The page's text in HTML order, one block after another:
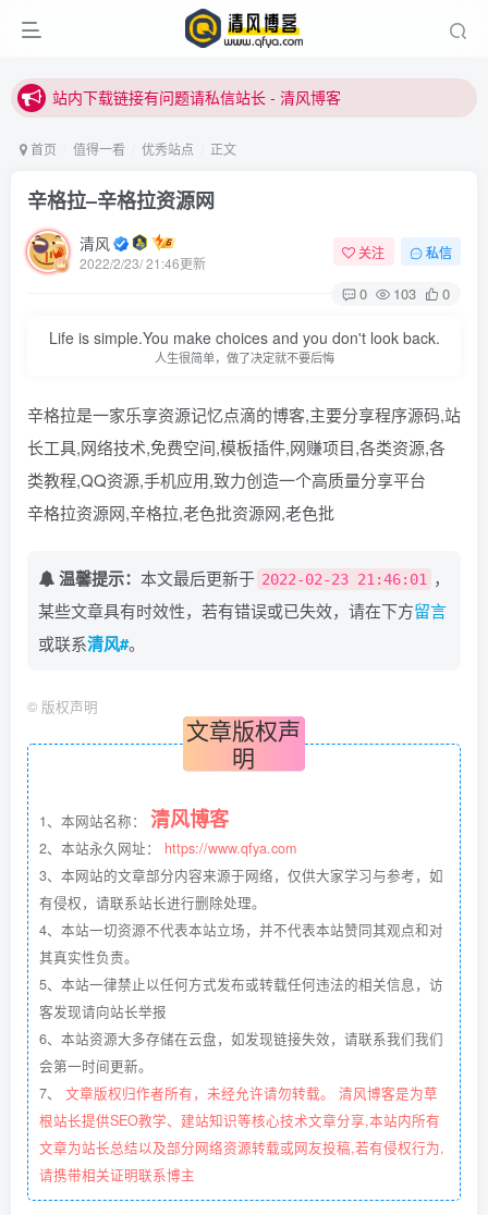
站内下载链接有问题请私信站长 - 清风博客
站内下载链接有问题请私信站长 - 清风博客
首页 值得一看 优秀站点 正文
辛格拉–辛格拉资源网
清风
2022/2/23/ 21:46更新
关注 私信
0 103 0
Life is simple.You make choices and you don't look back.
人生很简单，做了决定就不要后悔
辛格拉是一家乐享资源记忆点滴的博客,主要分享程序源码,站
长工具,网络技术,免费空间,模板插件,网赚项目,各类资源,各
类教程,QQ资源,手机应用,致力创造一个高质量分享平台
辛格拉资源网,辛格拉,老色批资源网,老色批
温馨提示： 本文最后更新于 2022-02-23 21:46:01 ，
某些文章具有时效性，若有错误或已失效，请在下方留言
或联系清风#。
© 版权声明
文章版权声
明
1、本网站名称： 清风博客
2、本站永久网址： https://www.qfya.com
3、本网站的文章部分内容来源于网络，仅供大家学习与参考，如
有侵权，请联系站长进行删除处理。
4、本站一切资源不代表本站立场，并不代表本站赞同其观点和对
其真实性负责。
5、本站一律禁止以任何方式发布或转载任何违法的相关信息，访
客发现请向站长举报
6、本站资源大多存储在云盘，如发现链接失效，请联系我们我们
会第一时间更新。
7、 文章版权归作者所有，未经允许请勿转载。 清风博客是为草
根站长提供SEO教学、建站知识等核心技术文章分享,本站内所有
文章为站长总结以及部分网络资源转载或网友投稿,若有侵权行为,
请携带相关证明联系博主